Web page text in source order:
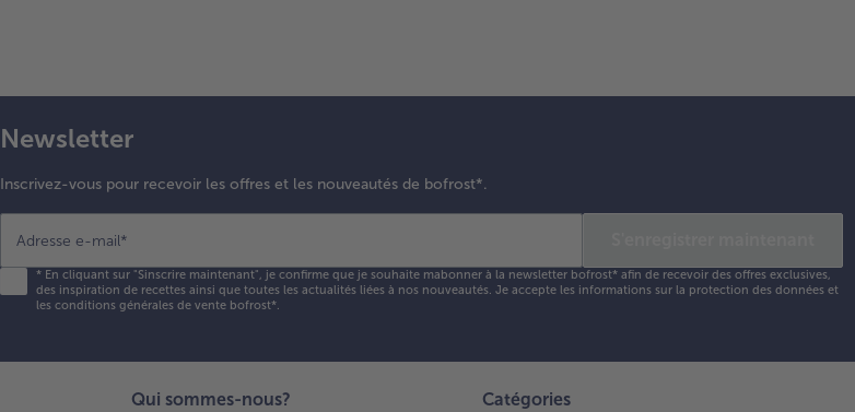
Newsletter
Inscrivez-vous pour recevoir les offres et les nouveautés de bofrost*.
Adresse e-mail*
*En cliquant sur "Sinscrire maintenant", je confirme que je souhaite mabonner à la newsletter bofrost* afin de recevoir des offres exclusives,
des inspiration de recettes ainsi que toutes les actualités liées à nos nouveautés. Je accepte les informations sur la protection des données et
les conditions générales de vente bofrost*.
Qui sommes-nous? Catégories